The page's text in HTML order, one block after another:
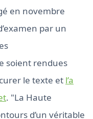
en novembre
par un
soient rendues
le texte et l’a
. "La Haute
d’un véritable